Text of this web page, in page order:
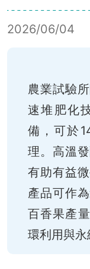
2026/06/04
農業試驗
速堆肥化
備，可於
理。高溫
有助有益
產品可作
百香果產
環利用與永